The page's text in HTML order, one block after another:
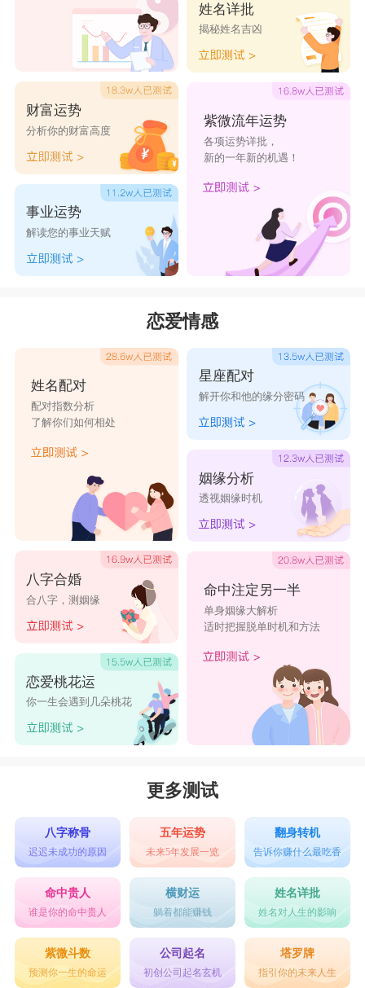
财富运势
分析你的财富高度
事业运势
解读您的事业天赋
姓名详批
揭秘姓名吉凶
紫微流年运势
各项运势详批，
新的一年新的机遇！
恋爱情感
姓名配对
配对指数分析
了解你们如何相处
八字合婚
合八字，测姻缘
恋爱桃花运
你一生会遇到几朵桃花
星座配对
解开你和他的缘分密码
姻缘分析
透视姻缘时机
命中注定另一半
单身姻缘大解析
适时把握脱单时机和方法
更多测试
八字称骨
迟迟未成功的原因
五年运势
未来5年发展一览
翻身转机
告诉你赚什么最吃香
命中贵人
谁是你的命中贵人
横财运
躺着都能赚钱
姓名详批
姓名对人生的影响
紫微斗数
预测你一生的命运
公司起名
初创公司起名玄机
塔罗牌
指引你的未来人生